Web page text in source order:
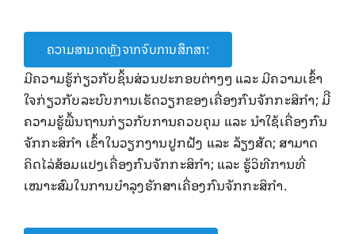
ຄວາມສາມາດຫຼັງຈາກຈົບການສຶກສາ:
ມີຄວາມຮູ້ກ່ຽວກັບຊິ້ນສ່ວນ​ປະກອບ​ຕ່າງໆ ​ແລະ ມີ​ຄວາມ​ເຂົ້າ​
ໃຈ​ກ່ຽວກັບລະບົບ​ການ​ເຮັດ​ວຽກຂອງ​ເຄື່ອງກົນຈັກກະສິກໍາ; ມີີ
ຄວາມຮູ້ພື້ນຖານກ່ຽວກັບການຄວບຄຸມ ແລະ ນໍາໃຊ້ເຄື່ອງກົນ
ຈັກກະສິກໍາ ເຂົ້າໃນວຽກງານປູກຝັງ ແລະ ລ້ຽງສັດ; ສາມາດ
ຄິດໄລ່ສ້ອມແປງເຄື່ອງກົນຈັກກະສິກໍາ; ​ແລະ ຮູ້​ວິທີ​ການ​ທີ່​
ເໝາະສົມ​ໃນ​ການ​ບໍາລຸງ​ຮັກສາ​ເຄື່ອງກົນ​ຈັກກະສິກໍາ.